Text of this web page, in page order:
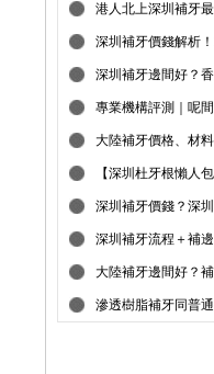
港人北上深圳補牙
深圳補牙價錢解析
深圳補牙邊間好？
專業機構評測｜呢
大陸補牙價格、材
【深圳杜牙根懶人
深圳補牙價錢？深
深圳補牙流程＋補
大陸補牙邊間好？
滲透樹脂補牙同普